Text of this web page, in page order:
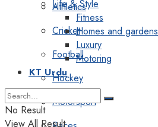
Athletics
Cricket
Football
Hockey
Motorsport
Life & Style
Fitness
Homes and gardens
Luxury
Motoring
KT Urdu
No Result
View All Result